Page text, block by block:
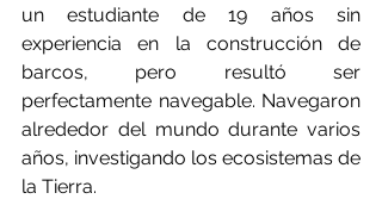
un estudiante de 19 años sin
experiencia en la construcción de
barcos, pero resultó ser
perfectamente navegable. Navegaron
alrededor del mundo durante varios
años, investigando los ecosistemas de
la Tierra.